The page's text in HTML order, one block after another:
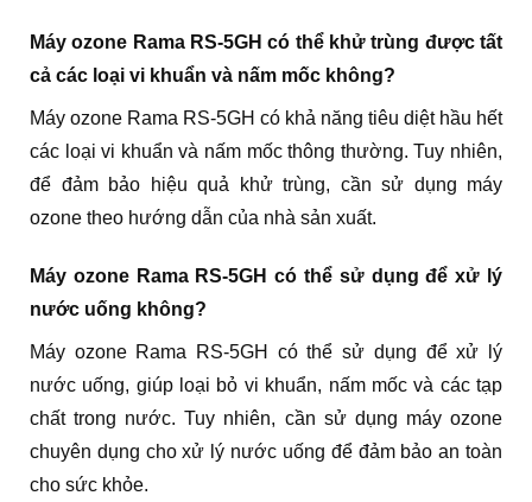
Máy ozone Rama RS-5GH có thể khử trùng được tất
cả các loại vi khuẩn và nấm mốc không?
Máy ozone Rama RS-5GH có khả năng tiêu diệt hầu hết
các loại vi khuẩn và nấm mốc thông thường. Tuy nhiên,
để đảm bảo hiệu quả khử trùng, cần sử dụng máy
ozone theo hướng dẫn của nhà sản xuất.
Máy ozone Rama RS-5GH có thể sử dụng để xử lý
nước uống không?
Máy ozone Rama RS-5GH có thể sử dụng để xử lý
nước uống, giúp loại bỏ vi khuẩn, nấm mốc và các tạp
chất trong nước. Tuy nhiên, cần sử dụng máy ozone
chuyên dụng cho xử lý nước uống để đảm bảo an toàn
cho sức khỏe.